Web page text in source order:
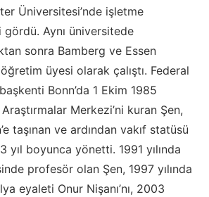
Üniversitesi’nde işletme
Aynı üniversitede
sonra Bamberg ve Essen
üyesi olarak çalıştı. Federal
Bonn’da 1 Ekim 1985
Merkezi’ni kuran Şen,
taşınan ve ardından vakıf statüsü
yıl boyunca yönetti. 1991 yılında
profesör olan Şen, 1997 yılında
eyaleti Onur Nişanı’nı, 2003